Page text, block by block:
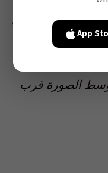
الحائري اليزدي
الصورة قرب
App